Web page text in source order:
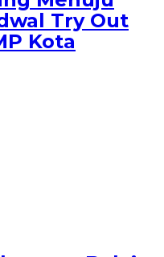
Try Out
Kota